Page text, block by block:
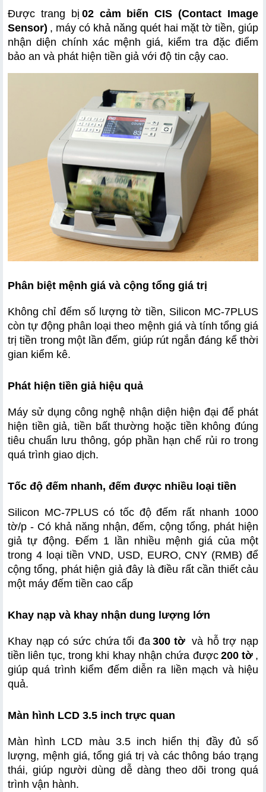
Được trang bị 02 cảm biến CIS (Contact Image
Sensor) , máy có khả năng quét hai mặt tờ tiền, giúp
nhận diện chính xác mệnh giá, kiểm tra đặc điểm
bảo an và phát hiện tiền giả với độ tin cậy cao.
Phân biệt mệnh giá và cộng tổng giá trị
Không chỉ đếm số lượng tờ tiền, Silicon MC-7PLUS
còn tự động phân loại theo mệnh giá và tính tổng giá
trị tiền trong một lần đếm, giúp rút ngắn đáng kể thời
gian kiểm kê.
Phát hiện tiền giả hiệu quả
Máy sử dụng công nghệ nhận diện hiện đại để phát
hiện tiền giả, tiền bất thường hoặc tiền không đúng
tiêu chuẩn lưu thông, góp phần hạn chế rủi ro trong
quá trình giao dịch.
Tốc độ đếm nhanh, đếm được nhiều loại tiền
Silicon MC-7PLUS có tốc độ đếm rất nhanh 1000
tờ/p - Có khả năng nhận, đếm, cộng tổng, phát hiện
giả tự động. Đếm 1 lần nhiều mệnh giá của một
trong 4 loại tiền VND, USD, EURO, CNY (RMB) để
cộng tổng, phát hiện giả đây là điều rất cần thiết cảu
một máy đếm tiền cao cấp
Khay nạp và khay nhận dung lượng lớn
Khay nạp có sức chứa tối đa 300 tờ và hỗ trợ nạp
tiền liên tục, trong khi khay nhận chứa được 200 tờ ,
giúp quá trình kiểm đếm diễn ra liền mạch và hiệu
quả.
Màn hình LCD 3.5 inch trực quan
Màn hình LCD màu 3.5 inch hiển thị đầy đủ số
lượng, mệnh giá, tổng giá trị và các thông báo trạng
thái, giúp người dùng dễ dàng theo dõi trong quá
trình vận hành.